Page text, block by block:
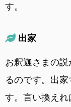
す。
出家
お釈迦さまの
るのです。出
す。言い換え